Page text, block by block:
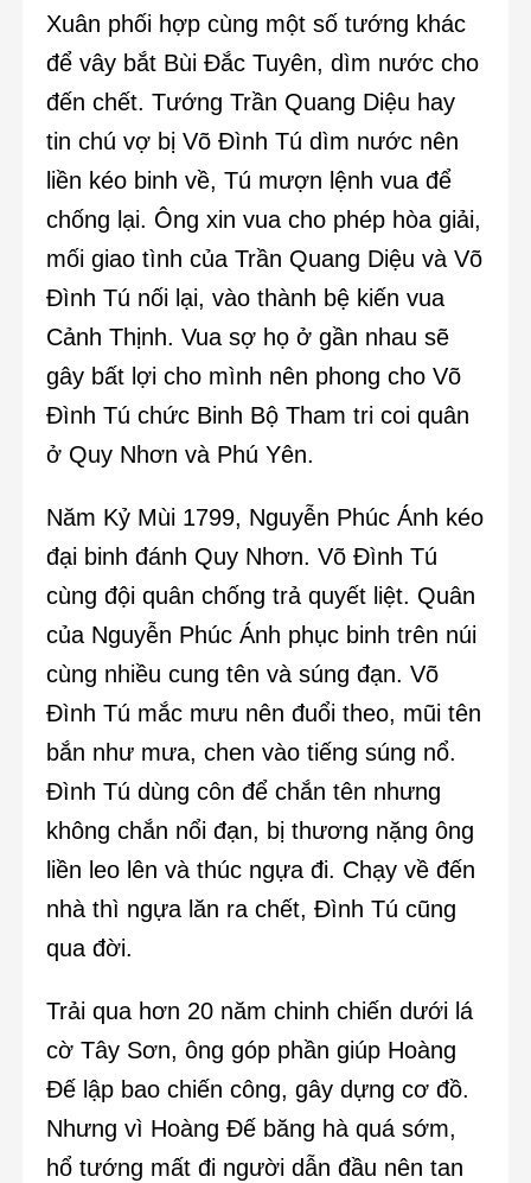
Xuân phối hợp cùng một số tướng khác
để vây bắt Bùi Đắc Tuyên, dìm nước cho
đến chết. Tướng Trần Quang Diệu hay
tin chú vợ bị Võ Đình Tú dìm nước nên
liền kéo binh về, Tú mượn lệnh vua để
chống lại. Ông xin vua cho phép hòa giải,
mối giao tình của Trần Quang Diệu và Võ
Đình Tú nối lại, vào thành bệ kiến vua
Cảnh Thịnh. Vua sợ họ ở gần nhau sẽ
gây bất lợi cho mình nên phong cho Võ
Đình Tú chức Binh Bộ Tham tri coi quân
ở Quy Nhơn và Phú Yên.
Năm Kỷ Mùi 1799, Nguyễn Phúc Ánh kéo
đại binh đánh Quy Nhơn. Võ Đình Tú
cùng đội quân chống trả quyết liệt. Quân
của Nguyễn Phúc Ánh phục binh trên núi
cùng nhiều cung tên và súng đạn. Võ
Đình Tú mắc mưu nên đuổi theo, mũi tên
bắn như mưa, chen vào tiếng súng nổ.
Đình Tú dùng côn để chắn tên nhưng
không chắn nổi đạn, bị thương nặng ông
liền leo lên và thúc ngựa đi. Chạy về đến
nhà thì ngựa lăn ra chết, Đình Tú cũng
qua đời.
Trải qua hơn 20 năm chinh chiến dưới lá
cờ Tây Sơn, ông góp phần giúp Hoàng
Đế lập bao chiến công, gây dựng cơ đồ.
Nhưng vì Hoàng Đế băng hà quá sớm,
hổ tướng mất đi người dẫn đầu nên tan